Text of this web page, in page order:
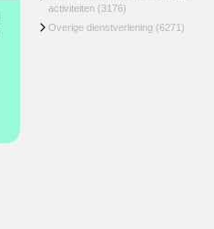
activiteiten (3176)
Overige dienstverlening (6271)